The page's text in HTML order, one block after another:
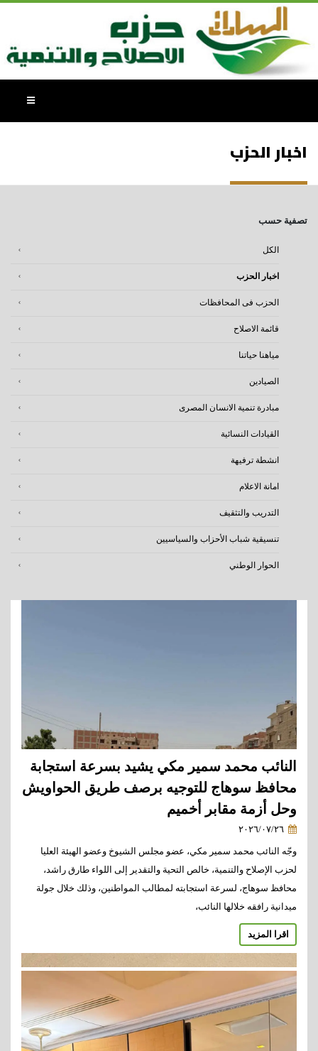
اخبار الحزب
تصفية حسب
الكل
اخبار الحزب
الحزب فى المحافظات
قائمة الاصلاح
مياهنا حياتنا
الصيادين
مبادرة تنمية الانسان المصرى
القيادات النسائية
انشطة ترفيهة
امانة الاعلام
التدريب والتثقيف
تنسيقية شباب الأحزاب والسياسيين
الحوار الوطني
النائب محمد سمير مكي يشيد بسرعة استجابة
محافظ سوهاج للتوجيه برصف طريق الحواويش
وحل أزمة مقابر أخميم
وجّه النائب محمد سمير مكي، عضو مجلس الشيوخ وعضو الهيئة العليا
لحزب الإصلاح والتنمية، خالص التحية والتقدير إلى اللواء طارق راشد،
محافظ سوهاج، لسرعة استجابته لمطالب المواطنين، وذلك خلال جولة
ميدانية رافقه خلالها النائب،
اقرا المزيد